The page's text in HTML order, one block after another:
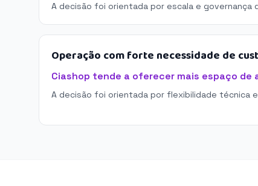
A decisão foi orientada por escala e governança
Operação com forte necessidade de
Ciashop tende a oferecer mais espaço de
A decisão foi orientada por flexibilidade técnica